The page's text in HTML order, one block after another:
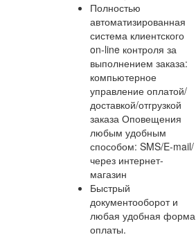
Полностью
автоматизированная
система клиентского
on-line контроля за
выполнением заказа:
компьютерное
управление оплатой/
доставкой/отгрузкой
заказа Оповещения
любым удобным
способом: SMS/E-mail/
через интернет-
магазин
Быстрый
документооборот и
любая удобная форма
оплаты.